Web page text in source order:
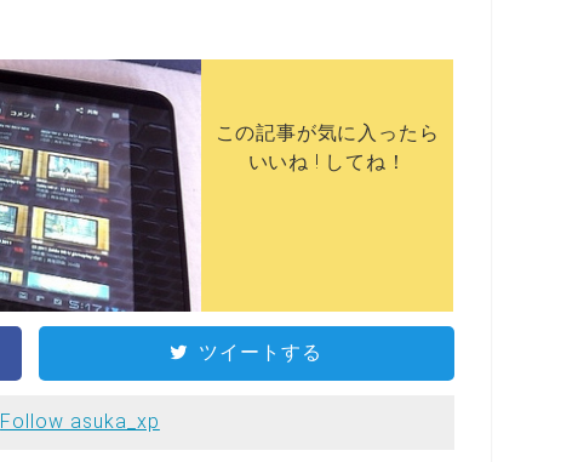
この記事が気に入ったら
いいね ! してね！
ツイートする
Follow asuka_xp